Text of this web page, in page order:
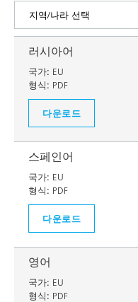
러시아어
국가: EU
형식: PDF
다운로드
스페인어
국가: EU
형식: PDF
다운로드
영어
국가: EU
형식: PDF